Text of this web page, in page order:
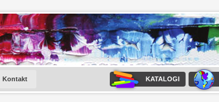
Kontakt KATALOGI